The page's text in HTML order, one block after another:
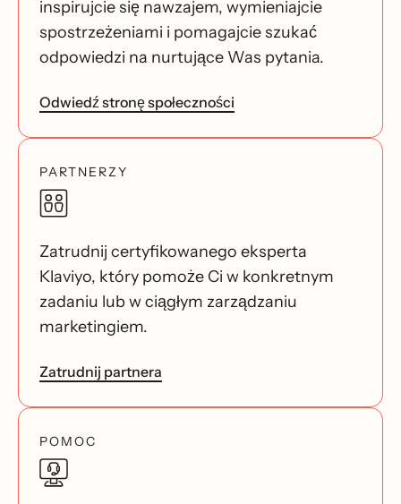
inspirujcie się nawzajem, wymieniajcie
spostrzeżeniami i pomagajcie szukać
odpowiedzi na nurtujące Was pytania.
Odwiedź stronę społeczności
PARTNERZY
Zatrudnij certyfikowanego eksperta
Klaviyo, który pomoże Ci w konkretnym
zadaniu lub w ciągłym zarządzaniu
marketingiem.
Zatrudnij partnera
POMOC